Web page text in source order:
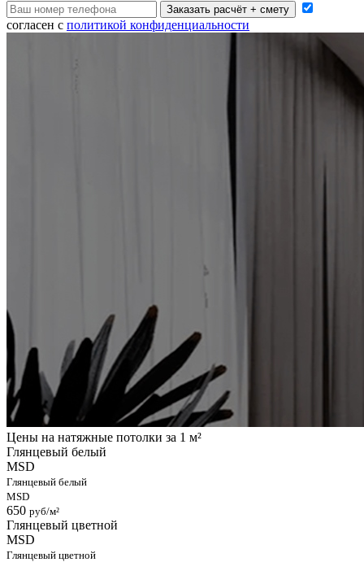
Заказать расчёт + смету
согласен с политикой конфиденциальности
Цены на натяжные потолки за 1 м²
Глянцевый белый
MSD
Глянцевый белый
MSD
650 руб/м²
Глянцевый цветной
MSD
Глянцевый цветной